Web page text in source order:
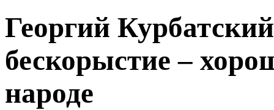
Георгий
бескорыстие –
народе